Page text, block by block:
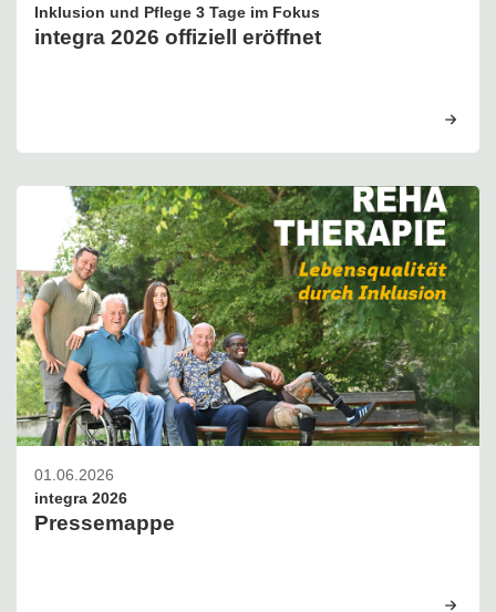
Inklusion und Pflege 3 Tage im Fokus
integra 2026 offiziell eröffnet
01.06.2026
integra 2026
Pressemappe